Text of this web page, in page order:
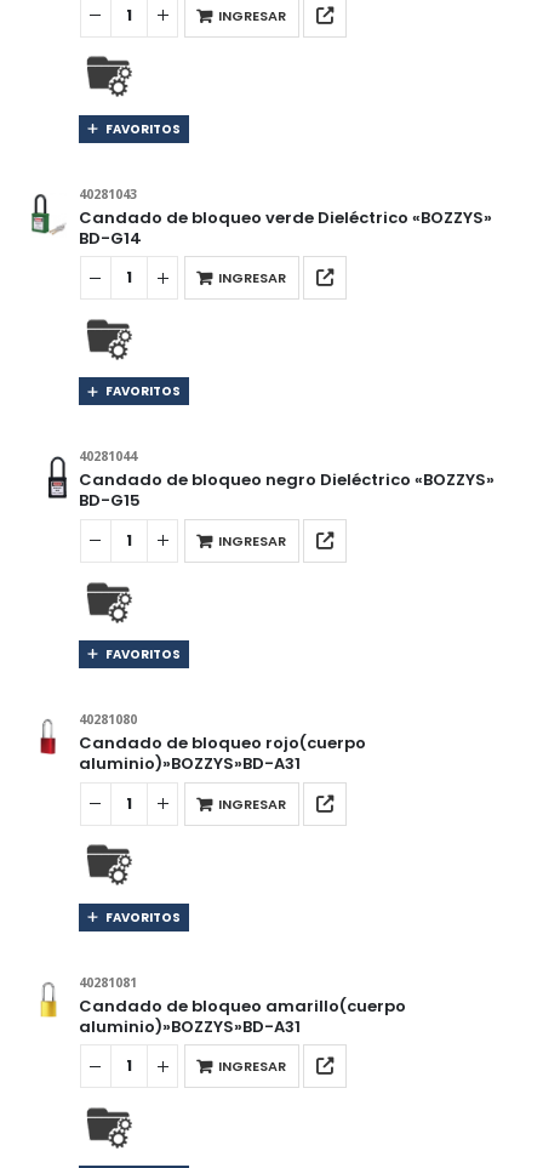
INGRESAR
FAVORITOS
40281043
Candado de bloqueo verde Dieléctrico «BOZZYS»
BD-G14
INGRESAR
FAVORITOS
40281044
Candado de bloqueo negro Dieléctrico «BOZZYS»
BD-G15
INGRESAR
FAVORITOS
40281080
Candado de bloqueo rojo(cuerpo
aluminio)»BOZZYS»BD-A31
INGRESAR
FAVORITOS
40281081
Candado de bloqueo amarillo(cuerpo
aluminio)»BOZZYS»BD-A31
INGRESAR